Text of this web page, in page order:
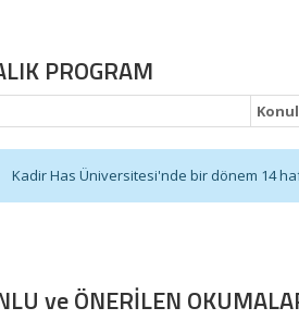
PROGRAM
Kadir Has Üniversitesi'nde bir dönem 14
ve ÖNERİLEN